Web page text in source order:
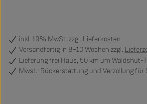
inkl. 19% MwSt. zzgl. Lieferkosten
Versandfertig in 8–10 Wochen zzgl.
Lieferung frei Haus, 50 km um Waldshut-
Mwst.-Rückerstattung und Verzollung für